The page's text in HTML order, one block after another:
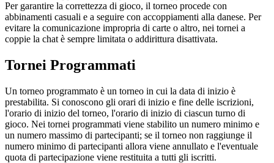
Per garantire la correttezza di gioco, il torneo procede con
abbinamenti casuali e a seguire con accoppiamenti alla danese. Per
evitare la comunicazione impropria di carte o altro, nei tornei a
coppie la chat è sempre limitata o addirittura disattivata.
Tornei Programmati
Un torneo programmato è un torneo in cui la data di inizio è
prestabilita. Si conoscono gli orari di inizio e fine delle iscrizioni,
l'orario di inizio del torneo, l'orario di inizio di ciascun turno di
gioco. Nei tornei programmati viene stabilito un numero minimo e
un numero massimo di partecipanti; se il torneo non raggiunge il
numero minimo di partecipanti allora viene annullato e l'eventuale
quota di partecipazione viene restituita a tutti gli iscritti.